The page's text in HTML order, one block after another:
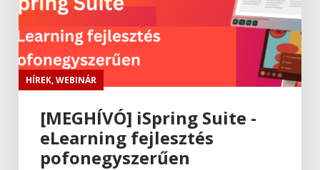
HÍREK,WEBINÁR
[MEGHÍVÓ] iSpring Suite -
eLearning fejlesztés
pofonegyszerűen